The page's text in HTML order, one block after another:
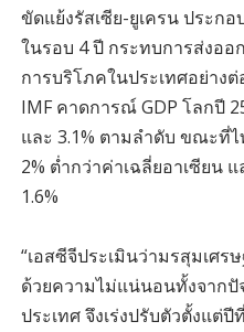
ขัดแย้งรัสเซีย-ยูเครน ประก
ในรอบ 4 ปี กระทบการส่งออ
การบริโภคในประเทศอย่างต่
IMF คาดการณ์ GDP โลกปี
และ 3.1% ตามลำดับ ขณะที่ไ
2% ต่ำกว่าค่าเฉลี่ยอาเซียน
1.6%
“เอสซีจีประเมินว่ามรสุมเศร
ด้วยความไม่แน่นอนทั้งจาก
ประเทศ จึงเร่งปรับตัวตั้งแต่